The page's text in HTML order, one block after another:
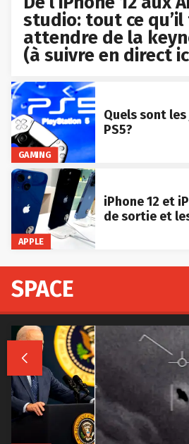
studio: tout ce
attendre de la
(à suivre en direct
GAMING
Quels sont
PS5?
APPLE
iPhone 12 et
de sortie et
SPACE
